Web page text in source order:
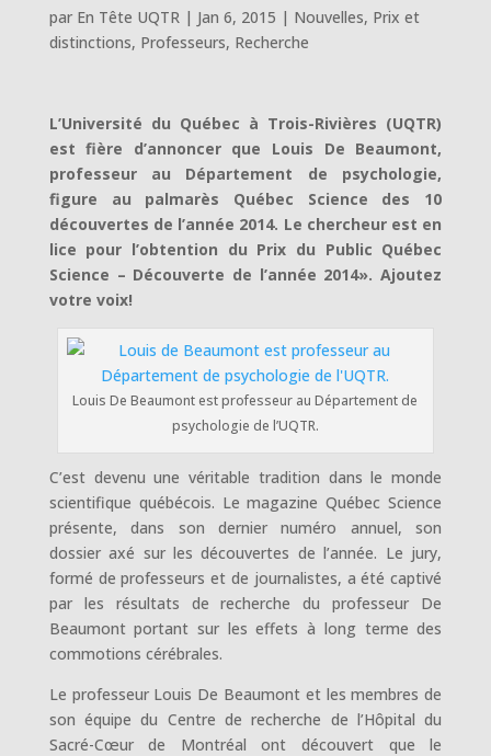
par En Tête UQTR| Jan 6, 2015 | Nouvelles, Prix et
distinctions, Professeurs, Recherche
L’Université du Québec à Trois-Rivières (UQTR)
est fière d’annoncer que Louis De Beaumont,
professeur au Département de psychologie,
figure au palmarès Québec Science des 10
découvertes de l’année 2014. Le chercheur est en
lice pour l’obtention du Prix du Public Québec
Science – Découverte de l’année 2014». Ajoutez
votre voix!
Louis De Beaumont est professeur au Département de
psychologie de l’UQTR.
C’est devenu une véritable tradition dans le monde
scientifique québécois. Le magazine Québec Science
présente, dans son dernier numéro annuel, son
dossier axé sur les découvertes de l’année. Le jury,
formé de professeurs et de journalistes, a été captivé
par les résultats de recherche du professeur De
Beaumont portant sur les effets à long terme des
commotions cérébrales.
Le professeur Louis De Beaumont et les membres de
son équipe du Centre de recherche de l’Hôpital du
Sacré-Cœur de Montréal ont découvert que le